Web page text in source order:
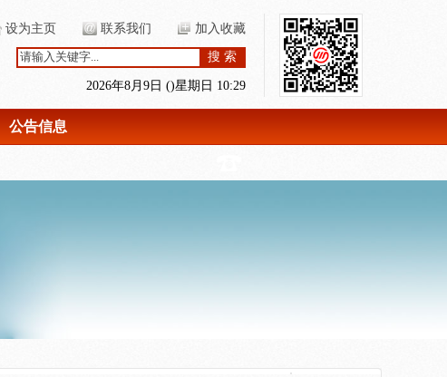
设为主页 联系我们 加入收藏
搜 索
2026年8月9日 ()星期日 10:29
公告信息